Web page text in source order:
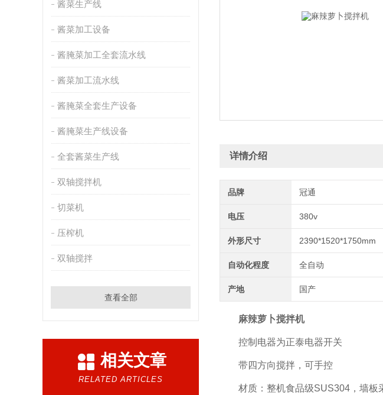
酱菜生产线
酱菜加工设备
酱腌菜加工全套流水线
酱菜加工流水线
酱腌菜全套生产设备
酱腌菜生产线设备
全套酱菜生产线
双轴搅拌机
切菜机
压榨机
双轴搅拌
查看全部
相关文章
RELATED ARTICLES
详情介绍
品牌 冠通
电压 380v
外形尺寸 2390*1520*1750mm
自动化程度 全自动
产地 国产
麻辣萝卜搅拌机
控制电器为正泰电器开关
带四方向搅拌，可手控
材质：整机食品级SUS304，墙板采